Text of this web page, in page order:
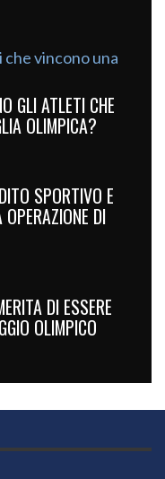
GLI ATLETI CHE
OLIMPICA?
SPORTIVO E
DI
DI ESSERE
OLIMPICO